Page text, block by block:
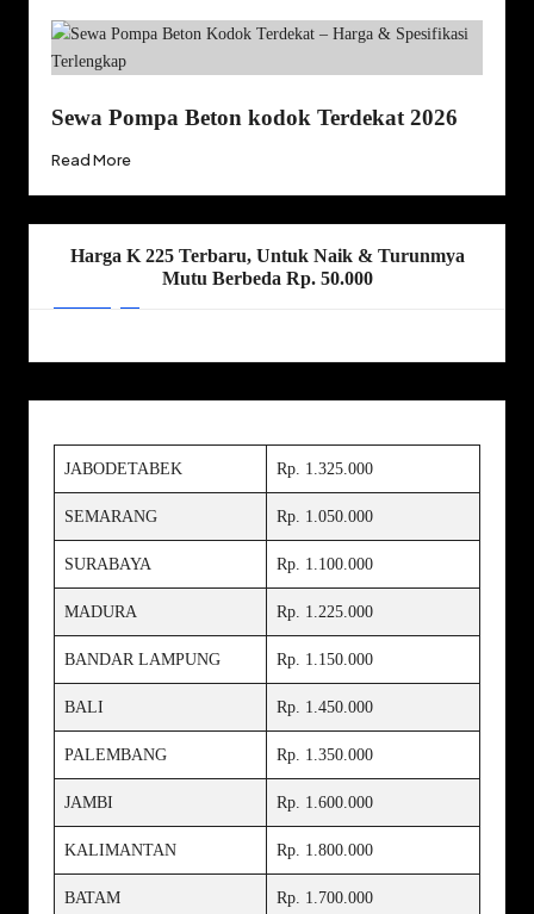
Sewa Pompa Beton kodok Terdekat 2026
Read More
Harga K 225 Terbaru, Untuk Naik & Turunmya
Mutu Berbeda Rp. 50.000
JABODETABEK Rp. 1.325.000
SEMARANG Rp. 1.050.000
SURABAYA Rp. 1.100.000
MADURA Rp. 1.225.000
BANDAR LAMPUNG Rp. 1.150.000
BALI Rp. 1.450.000
PALEMBANG Rp. 1.350.000
JAMBI Rp. 1.600.000
KALIMANTAN Rp. 1.800.000
BATAM Rp. 1.700.000